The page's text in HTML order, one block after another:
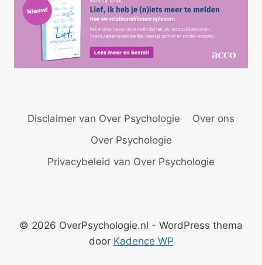
Disclaimer van Over Psychologie
Over ons
Over Psychologie
Privacybeleid van Over Psychologie
© 2026 OverPsychologie.nl - WordPress thema
door Kadence WP